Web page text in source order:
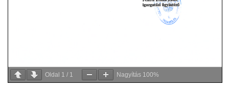
Oldal 1 / 1 Nagyítás 100%